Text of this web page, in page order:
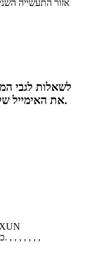
אזור התעשייה
לשאלות לגבי
את האימייל שלכם ואנו ניצור אתכם קשר תוך 24 שעות.
ELECTRONICS CO., LTD כל הזכויות שמורות. , , , , , , ,